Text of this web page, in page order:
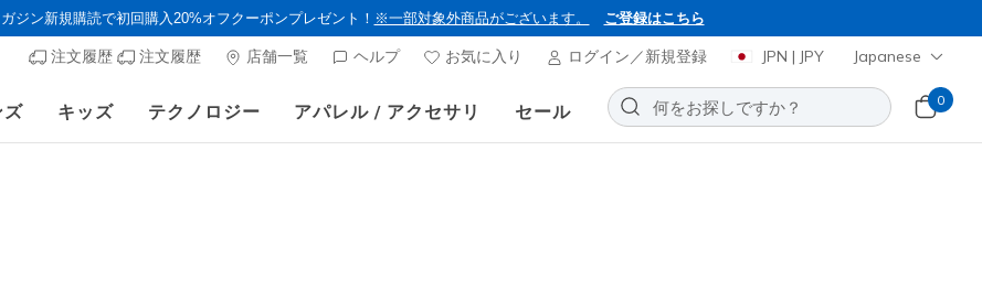
ジン新規購読で初回購入20%オフクーポンプレゼント！ ※一部対象外商品がございます。 ご登録はこちら
注文履歴 注文履歴 店舗一覧 ヘルプ お気に入り ログイン／新規登録 JPN | JPY Japanese
ズ キッズ テクノロジー アパレル / アクセサリ セール
0